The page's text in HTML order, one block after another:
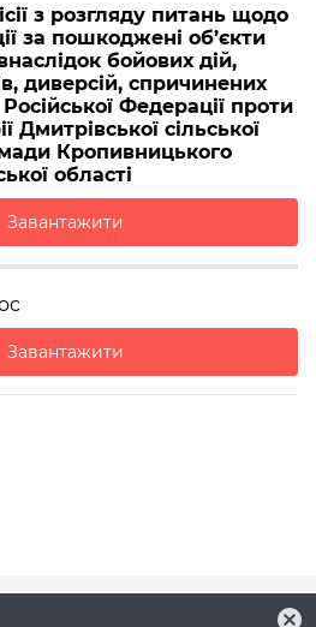
з розгляду питань щодо
за пошкоджені об’єкти
бойових дій,
диверсій, спричинених
Федерації проти
Дмитрівської сільської
Кропивницького
області
Завантажити
Завантажити
cancel